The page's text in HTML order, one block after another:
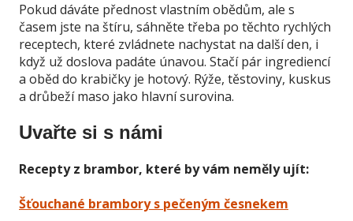
Pokud dáváte přednost vlastním obědům, ale s
časem jste na štíru, sáhněte třeba po těchto rychlých
receptech, které zvládnete nachystat na další den, i
když už doslova padáte únavou. Stačí pár ingrediencí
a oběd do krabičky je hotový. Rýže, těstoviny, kuskus
a drůbeží maso jako hlavní surovina.
Uvařte si s námi
Recepty z brambor, které by vám neměly ujít:
Šťouchané brambory s pečeným česnekem